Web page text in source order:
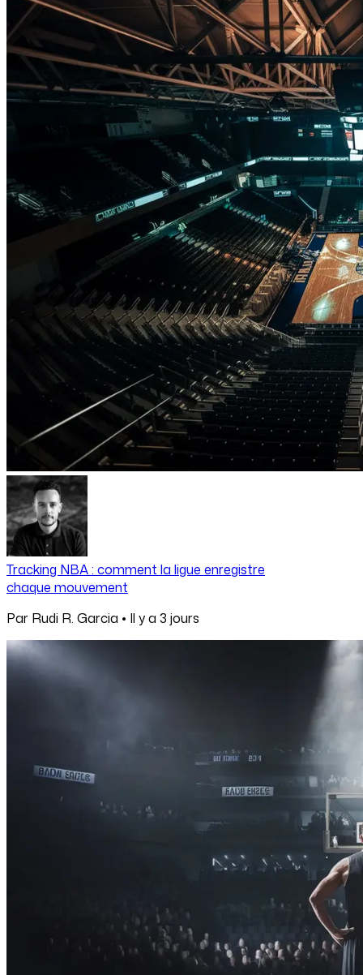
Tracking NBA : comment la ligue enregistre
chaque mouvement
Par Rudi R. Garcia • Il y a 3 jours